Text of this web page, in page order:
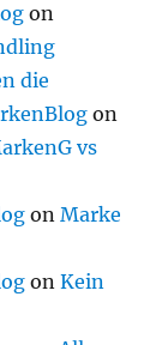
on
die
on
vs
onMarke
onKein